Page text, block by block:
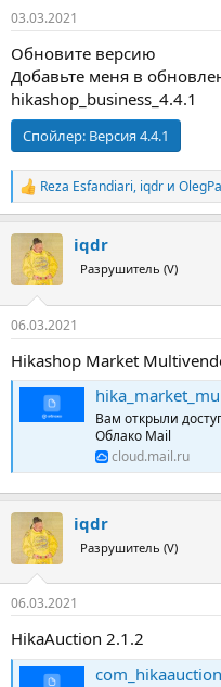
03.03.2021
Обновите версию
Добавьте меня в
hikashop_business_4.4.1
Спойлер: Версия 4.4.1
Р
е
ц
и
Reza Esfandiari, iqdr и
iqdr
Разрушитель (V)
06.03.2021
Hikashop Market
Вам открыли
Облако Mail
cloud.mail.ru
iqdr
Разрушитель (V)
06.03.2021
HikaAuction 2.1.2